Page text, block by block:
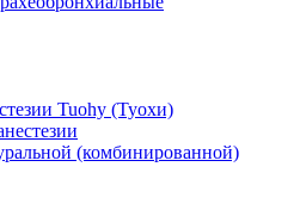
Tuohy (Туохи)
(комбинированной)